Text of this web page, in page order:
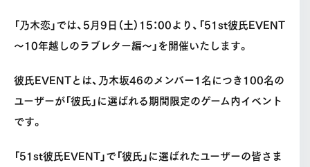
「乃木恋」では、5月9日（土）15：00より、「51st彼氏EVENT
～10年越しのラブレター編～」を開催いたします。
彼氏EVENTとは、乃木坂46のメンバー1名につき100名の
ユーザーが「彼氏」に選ばれる期間限定のゲーム内イベント
です。
「51st彼氏EVENT」で「彼氏」に選ばれたユーザーの皆さま